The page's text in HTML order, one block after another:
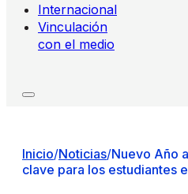
Internacional
Vinculación
con el medio
Inicio/Noticias/Nuevo Año
clave para los estudiantes